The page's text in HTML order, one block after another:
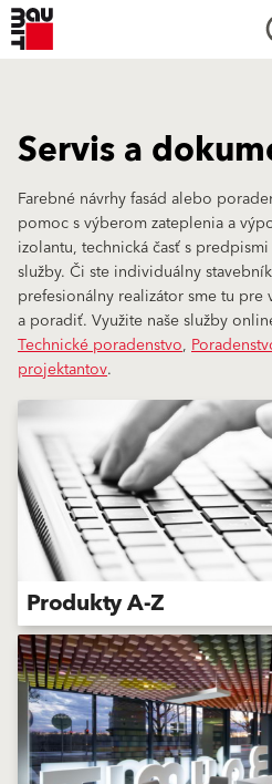
Servis a
Farebné návrhy fasád alebo
pomoc s výberom zateplenia a
izolantu, technická časť s
služby. Či ste individuálny
prefesionálny realizátor sme tu
a poradiť. Využite naše služby
Technické poradenstvo,
projektantov.
Produkty A-Z